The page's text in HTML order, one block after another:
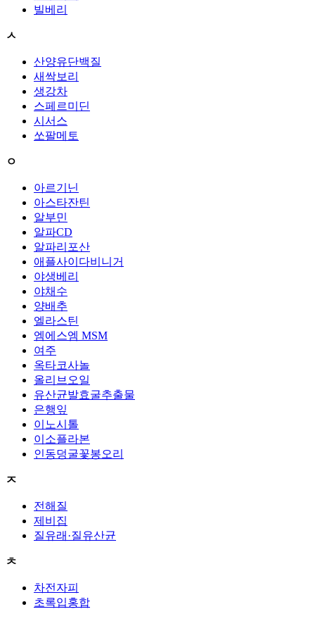
빌베리
ㅅ
산양유단백질
새싹보리
생강차
스페르미딘
시서스
쏘팔메토
ㅇ
아르기닌
아스타잔틴
알부민
알파CD
알파리포산
애플사이다비니거
야생베리
야채수
양배추
엘라스틴
엠에스엠 MSM
여주
옥타코사놀
올리브오일
유산균발효굴추출물
은행잎
이노시톨
이소플라본
인동덩굴꽃봉오리
ㅈ
전해질
제비집
질유래·질유산균
ㅊ
차전자피
초록입홍합